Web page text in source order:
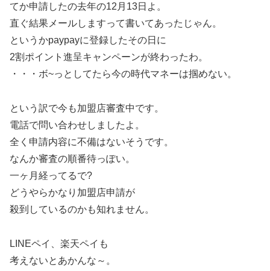
てか申請したの去年の12月13日よ。
直ぐ結果メールしますって書いてあったじゃん。
というかpaypayに登録したその日に
2割ポイント進呈キャンペーンが終わったわ。
・・・ボ~っとしてたら今の時代マネーは掴めない。
という訳で今も加盟店審査中です。
電話で問い合わせしましたよ。
全く申請内容に不備はないそうです。
なんか審査の順番待っぽい。
一ヶ月経ってるで?
どうやらかなり加盟店申請が
殺到しているのかも知れません。
LINEペイ、楽天ペイも
考えないとあかんな～。